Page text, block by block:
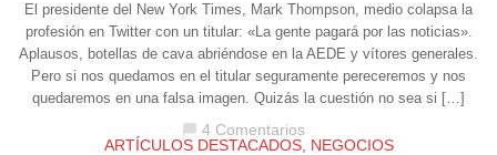
El presidente del New York Times, Mark Thompson, medio colapsa la
profesión en Twitter con un titular: «La gente pagará por las noticias».
Aplausos, botellas de cava abriéndose en la AEDE y vítores generales.
Pero si nos quedamos en el titular seguramente pereceremos y nos
quedaremos en una falsa imagen. Quizás la cuestión no sea si […]
4 Comentarios
ARTÍCULOS DESTACADOS, NEGOCIOS